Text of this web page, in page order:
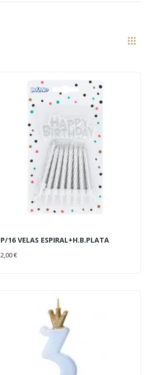
P/16 VELAS ESPIRAL+H.B.PLATA
2,00 €